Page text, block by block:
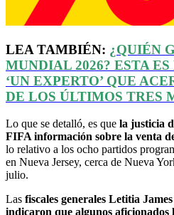
LEA TAMBIÉN: ¿QUIÉN
MUNDIAL 2026? ESTA
‘UN EXPERTO’ QUE
DE LOS ÚLTIMOS TRES
Lo que se detalló, es que la justicia
FIFA información sobre la venta
lo relativo a los ocho partidos
en Nueva Jersey, cerca de Nueva
julio.
Las fiscales generales Letitia
indicaron que algunos aficionados